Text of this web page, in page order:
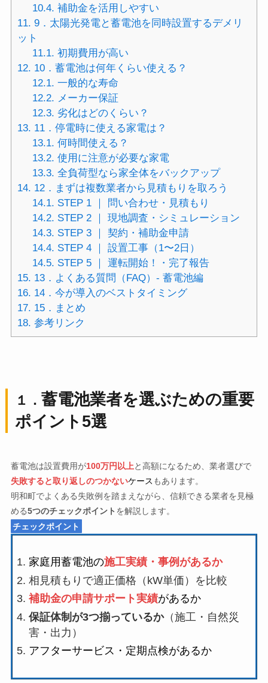
10.4. 補助金を活用しやすい
11. 9．太陽光発電と蓄電池を同時設置するデメリ
ット
11.1. 初期費用が高い
12. 10．蓄電池は何年くらい使える？
12.1. 一般的な寿命
12.2. メーカー保証
12.3. 劣化はどのくらい？
13. 11．停電時に使える家電は？
13.1. 何時間使える？
13.2. 使用に注意が必要な家電
13.3. 全負荷型なら家全体をバックアップ
14. 12．まずは複数業者から見積もりを取ろう
14.1. STEP 1 ｜ 問い合わせ・見積もり
14.2. STEP 2 ｜ 現地調査・シミュレーション
14.3. STEP 3 ｜ 契約・補助金申請
14.4. STEP 4 ｜ 設置工事（1〜2日）
14.5. STEP 5 ｜ 運転開始！・完了報告
15. 13．よくある質問（FAQ）- 蓄電池編
16. 14．今が導入のベストタイミング
17. 15．まとめ
18. 参考リンク
１． 蓄電池業者を選ぶための重要
ポイント5選
蓄電池は設置費用が100万円以上と高額になるため、業者選びで
失敗すると取り返しのつかないケース もあります。
明和町でよくある失敗例を踏まえながら、信頼できる業者を見極
める5つのチェックポイント を解説します。
チェックポイント
家庭用蓄電池の施工実績・事例があるか
相見積もりで適正価格（kW単価）を比較
補助金の申請サポート実績があるか
保証体制が3つ揃っているか（施工・自然災
害・出力）
アフターサービス・定期点検があるか